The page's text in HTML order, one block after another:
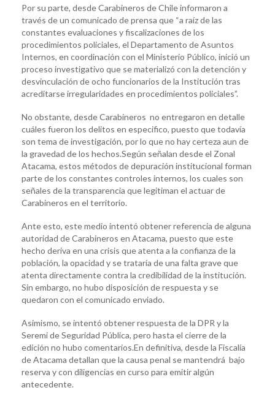
Por su parte, desde Carabineros de Chile informaron a
través de un comunicado de prensa que “a raíz de las
constantes evaluaciones y fiscalizaciones de los
procedimientos policiales, el Departamento de Asuntos
Internos, en coordinación con el Ministerio Público, inició un
proceso investigativo que se materializó con la detención y
desvinculación de ocho funcionarios de la Institución tras
acreditarse irregularidades en procedimientos policiales”.
No obstante, desde Carabineros no entregaron en detalle
cuáles fueron los delitos en especifico, puesto que todavía
son tema de investigación, por lo que no hay certeza aun de
la gravedad de los hechos.Según señalan desde el Zonal
Atacama, estos métodos de depuración institucional forman
parte de los constantes controles internos, los cuales son
señales de la transparencia que legitiman el actuar de
Carabineros en el territorio.
Ante esto, este medio intentó obtener referencia de alguna
autoridad de Carabineros en Atacama, puesto que este
hecho deriva en una crisis que atenta a la confianza de la
población, la opacidad y se trataría de una falta grave que
atenta directamente contra la credibilidad de la institución.
Sin embargo, no hubo disposición de respuesta y se
quedaron con el comunicado enviado.
Asimismo, se intentó obtener respuesta de la DPR y la
Seremi de Seguridad Pública, pero hasta el cierre de la
edición no hubo comentarios.En definitiva, desde la Fiscalía
de Atacama detallan que la causa penal se mantendrá bajo
reserva y con diligencias en curso para emitir algún
antecedente.